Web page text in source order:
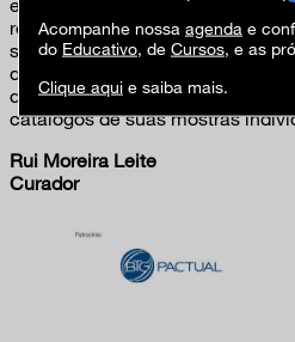
reconhecimento da década
suplementar, o visitante
de retratos, fotografias e
de autoria de outros artistas,
catálogos de suas mostras
Rui Moreira Leite
Curador
Acompanhe nossa agenda e
do Educativo, de Cursos, e as
Clique aqui e saiba mais.